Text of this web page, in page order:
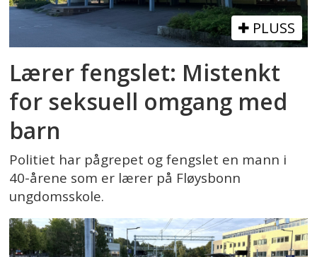
PLUSS
Lærer fengslet: Mistenkt
for seksuell omgang med
barn
Politiet har pågrepet og fengslet en mann i
40-årene som er lærer på Fløysbonn
ungdomsskole.